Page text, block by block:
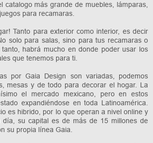
catalogo más grande de muebles, lámparas,
para recamaras.
Tanto para exterior como interior, es decir
solo para salas, sino para tus recamaras o
tanto, habrá mucho en donde poder usar los
que tenemos para ti.
por Gaia Design son variadas, podemos
mesas y de todo para decorar el hogar. La
el mercado mexicano, pero en estos
expandiéndose en toda Latinoamérica.
es hibrido, por lo que operan a nivel online y
día, su capital es de más de 15 millones de
su propia línea Gaia.